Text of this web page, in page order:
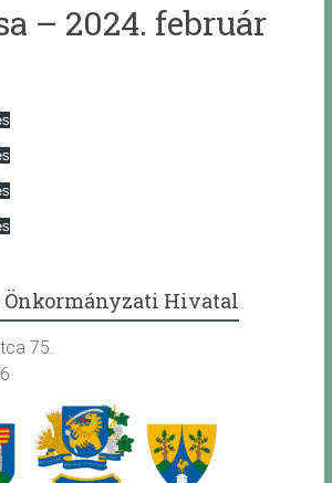
– 2024. február
Önkormányzati Hivatal
75.